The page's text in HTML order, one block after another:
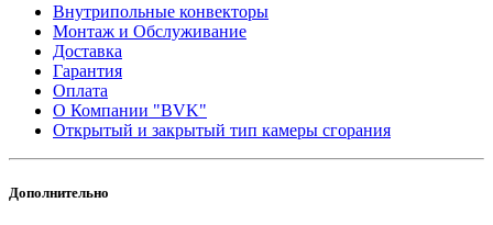
Внутрипольные конвекторы
Монтаж и Обслуживание
Доставка
Гарантия
Оплата
О Компании "BVK"
Открытый и закрытый тип камеры сгорания
Дополнительно